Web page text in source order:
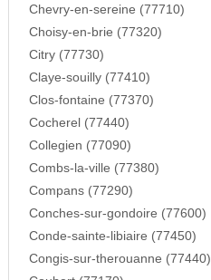
Chevry-en-sereine (77710)
Choisy-en-brie (77320)
Citry (77730)
Claye-souilly (77410)
Clos-fontaine (77370)
Cocherel (77440)
Collegien (77090)
Combs-la-ville (77380)
Compans (77290)
Conches-sur-gondoire (77600)
Conde-sainte-libiaire (77450)
Congis-sur-therouanne (77440)